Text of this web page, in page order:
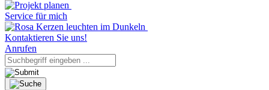
Service für mich
Kontaktieren Sie uns!
Anrufen